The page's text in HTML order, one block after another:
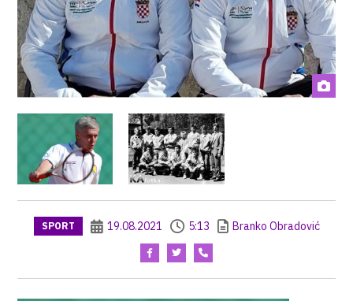
SPORT 19.08.2021 5:13 Branko Obradović